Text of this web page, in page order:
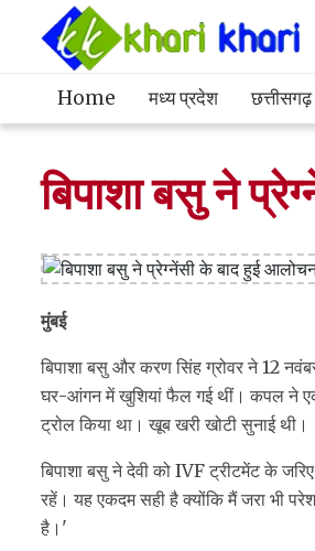
Home मध्य प्रदेश छत्तीसगढ़
बिपाशा बसु ने
मुंबई
बिपाशा बसु और करण सिंह ग्रोवर ने 12
घर-आंगन में खुशियां फैल गई थीं। कपल ने एक
ट्रोल किया था। खूब खरी खोटी सुनाई थी।
बिपाशा बसु ने देवी को IVF ट्रीटमेंट के
रहें। यह एकदम सही है क्योंकि मैं जरा भी
है।'